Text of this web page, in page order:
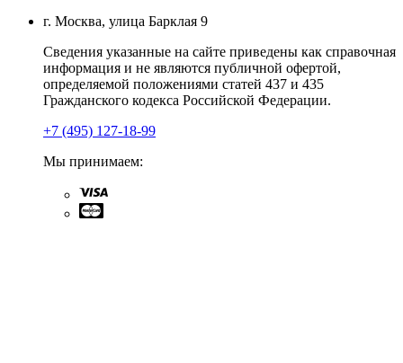
г. Москва, улица Барклая 9
Сведения указанные на сайте приведены как справочная
информация и не являются публичной офертой,
определяемой положениями статей 437 и 435
Гражданского кодекса Российской Федерации.
+7 (495) 127-18-99
Мы принимаем: